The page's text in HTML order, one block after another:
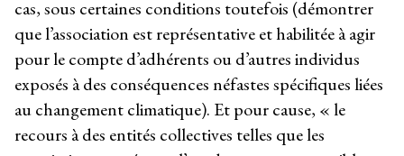
cas, sous certaines conditions toutefois (démontrer
que l’association est représentative et habilitée à agir
pour le compte d’adhérents ou d’autres individus
exposés à des conséquences néfastes spécifiques liées
au changement climatique). Et pour cause, « le
recours à des entités collectives telles que les